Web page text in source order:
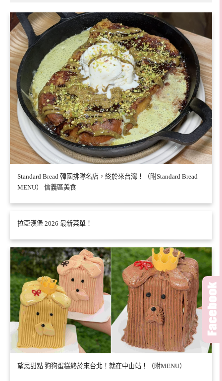
Standard Bread 韓國排隊名店，終於來台灣！（附Standard Bread
MENU） 信義區美食
拉亞漢堡 2026 最新菜單！
望思甜點 狗狗蛋糕終於來台北！就在中山站！（附MENU）